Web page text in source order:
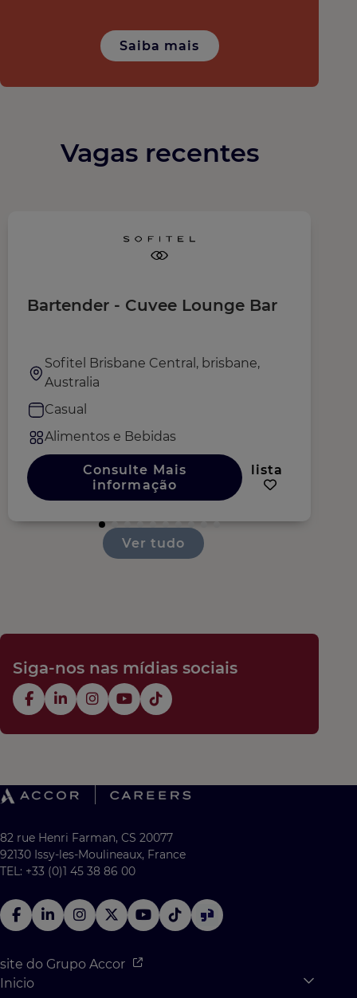
Saiba mais
Vagas recentes
Bartender - Cuvee Lounge Bar
Sofitel Brisbane Central, brisbane,
Australia
Casual
Alimentos e Bebidas
Consulte Mais
informação
lista
Ver tudo
Siga-nos nas mídias sociais
82 rue Henri Farman, CS 20077
92130 Issy-les-Moulineaux, France
TEL: +33 (0)1 45 38 86 00
site do Grupo Accor
Inicio